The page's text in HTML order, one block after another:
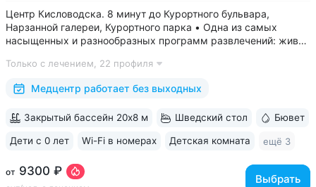
Центр Кисловодска. 8 минут до Курортного бульвара,
Нарзанной галереи, Курортного парка • Одна из самых
насыщенных и разнообразных программ развлечений: живая
стендап, мастер-классы по рисованию «эбру» и танцам
(бачата, восточные танцы)....
Только с лечением, 22 профиля
Медцентр работает без выходных
от 9300 ₽
Выбрать
Закрытый бассейн 20х8 м Шведский стол Бювет
Дети с 0 лет Wi-Fi в номерах Детская комната ещё 3